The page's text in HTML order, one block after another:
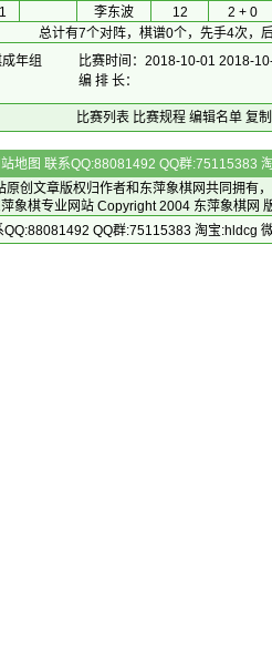
1 李东波 12
2 + 0
总计有7个对阵，棋谱0个，先手4次，
年组
比赛时间：2018-10-01 2018-
编 排 长：
比赛列表 比赛规程 编辑名单 复
地图 联系QQ:88081492 QQ群:75115383
原创文章版权归作者和 东萍象棋网共同拥有
象棋专业网站 Copyright 2004 东萍象棋网
QQ:88081492 QQ群:75115383 淘宝:hldcg